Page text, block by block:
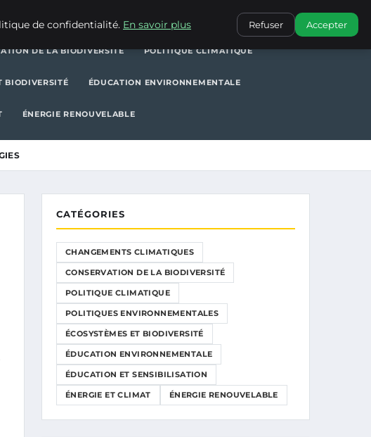
POLITIQUES ENVIRONNEMENTALES
DE LA BIODIVERSITÉ POLITIQUE CLIMATIQUE
BIODIVERSITÉ ÉDUCATION ENVIRONNEMENTALE
ÉNERGIE RENOUVELABLE
CATÉGORIES
CHANGEMENTS CLIMATIQUES
CONSERVATION DE LA BIODIVERSITÉ
POLITIQUE CLIMATIQUE
POLITIQUES ENVIRONNEMENTALES
ÉCOSYSTÈMES ET BIODIVERSITÉ
ÉDUCATION ENVIRONNEMENTALE
ÉDUCATION ET SENSIBILISATION
ÉNERGIE ET CLIMAT ÉNERGIE RENOUVELABLE
de confidentialité. En savoir plus Refuser Accepter